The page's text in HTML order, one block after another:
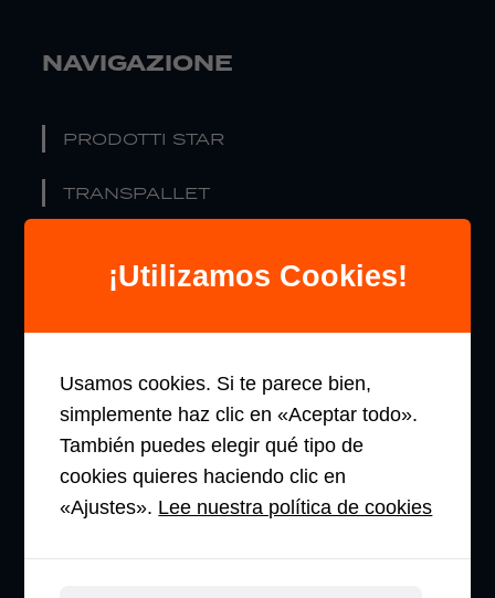
NAVIGAZIONE
PRODOTTI STAR
TRANSPALLET
CARRELLI
ELEVATORI
L'AZIENDA
¡Utilizamos Cookies!
Usamos cookies. Si te parece bien,
simplemente haz clic en «Aceptar todo».
También puedes elegir qué tipo de
cookies quieres haciendo clic en
«Ajustes». Lee nuestra política de cookies